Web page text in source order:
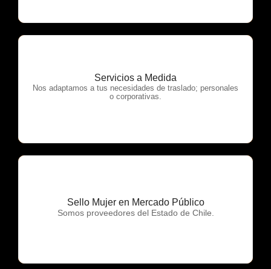
Servicios a Medida
Nos adaptamos a tus necesidades de traslado; personales
o corporativas.
OTP Servicios
Sello Mujer en Mercado Público
Somos proveedores del Estado de Chile.
OTP Servicios